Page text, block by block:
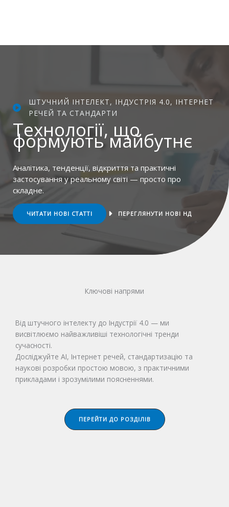
ШТУЧНИЙ ІНТЕЛЕКТ, ІНДУСТРІЯ 4.0, ІНТЕРНЕТ
РЕЧЕЙ ТА СТАНДАРТИ
Технології, що
формують майбутнє
Аналітика, тенденції, відкриття та практичні
застосування у реальному світі — просто про
складне.
ЧИТАТИ НОВІ СТАТТІ ПЕРЕГЛЯНУТИ НОВІ НД
Ключові напрями
Від штучного інтелекту до Індустрії 4.0 — ми
висвітлюємо найважливіші технологічні тренди
сучасності.
Досліджуйте AI, Інтернет речей, стандартизацію та
наукові розробки простою мовою, з практичними
прикладами і зрозумілими поясненнями.
ПЕРЕЙТИ ДО РОЗДІЛІВ